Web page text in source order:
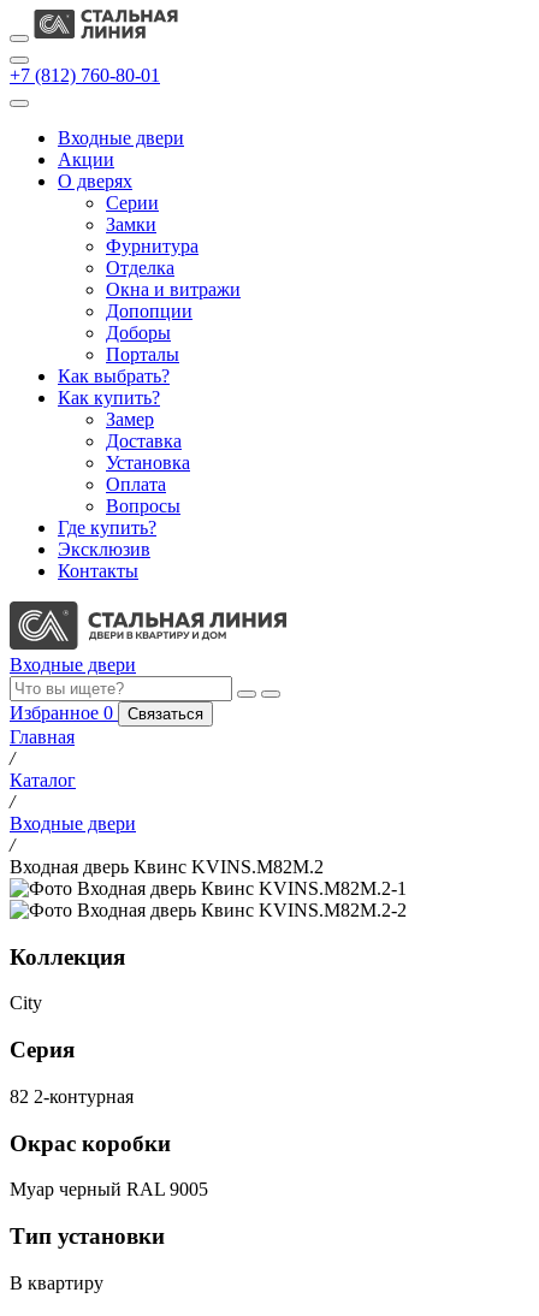
+7 (812) 760-80-01
Входные двери
Акции
О дверях
Cерии
Замки
Фурнитура
Отделка
Окна и витражи
Допопции
Доборы
Порталы
Как выбрать?
Как купить?
Замер
Доставка
Установка
Оплата
Вопросы
Где купить?
Эксклюзив
Контакты
Входные двери
Избранное 0 Связаться
Главная
/
Каталог
/
Входные двери
/
Входная дверь Квинс KVINS.M82M.2
Коллекция
City
Серия
82 2-контурная
Окрас коробки
Муар черный RAL 9005
Тип установки
В квартиру